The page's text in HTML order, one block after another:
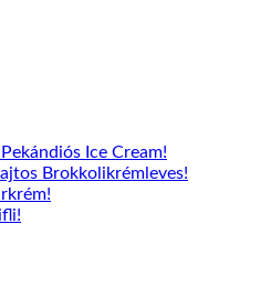
Ice Cream!
Brokkolikrémleves!